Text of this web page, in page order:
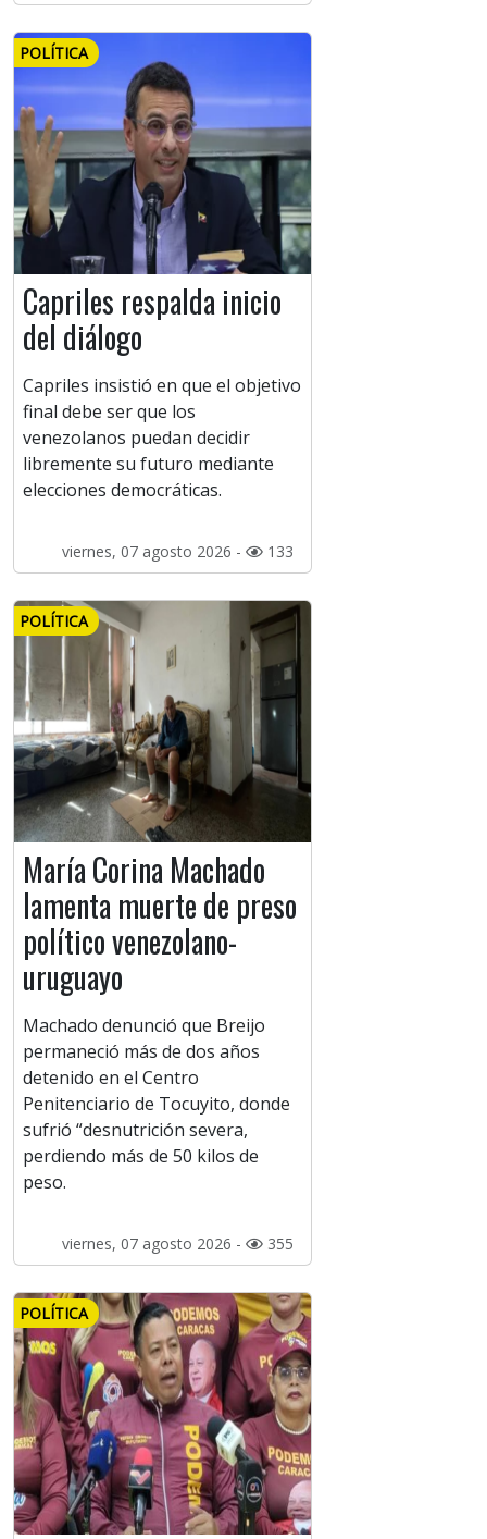
POLÍTICA
Capriles respalda inicio
del diálogo
Capriles insistió en que el objetivo
final debe ser que los
venezolanos puedan decidir
libremente su futuro mediante
elecciones democráticas.
viernes, 07 agosto 2026 - 133
POLÍTICA
María Corina Machado
lamenta muerte de preso
político venezolano-
uruguayo
Machado denunció que Breijo
permaneció más de dos años
detenido en el Centro
Penitenciario de Tocuyito, donde
sufrió “desnutrición severa,
perdiendo más de 50 kilos de
peso.
viernes, 07 agosto 2026 - 355
POLÍTICA